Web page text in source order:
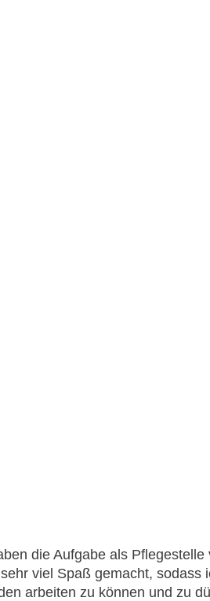
die Aufgabe als Pflegestelle
viel Spaß gemacht, sodass
arbeiten zu können und zu